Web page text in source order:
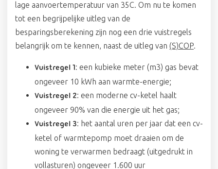
lage aanvoertemperatuur van 35C. Om nu te komen
tot een begrijpelijke uitleg van de
besparingsberekening zijn nog een drie vuistregels
belangrijk om te kennen, naast de uitleg van (S)COP.
Vuistregel 1: een kubieke meter (m3) gas bevat
ongeveer 10 kWh aan warmte-energie;
Vuistregel 2: een moderne cv-ketel haalt
ongeveer 90% van die energie uit het gas;
Vuistregel 3: het aantal uren per jaar dat een cv-
ketel of warmtepomp moet draaien om de
woning te verwarmen bedraagt (uitgedrukt in
vollasturen) ongeveer 1.600 uur